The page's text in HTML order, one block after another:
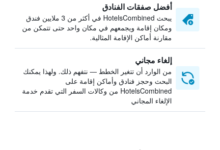
أفضل صفقات الفنادق
يبحث HotelsCombined في أكثر من 3 ملايين فندق
ومكان إقامة ويجمعهم في مكان واحد حتى تتمكن من
مقارنة أماكن الإقامة المثالية.
إلغاء مجاني
من الوارد أن تتغير الخطط — نتفهم ذلك. ولهذا يمكنك
البحث وحجز فنادق وأماكن إقامة على
HotelsCombined من وكالات السفر التي تقدم خدمة
الإلغاء المجاني